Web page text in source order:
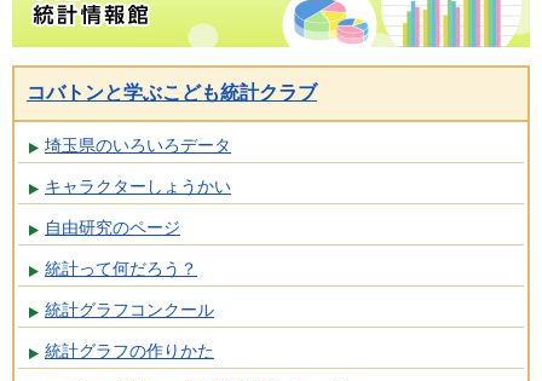
コバトンと学ぶこども統計クラブ
埼玉県のいろいろデータ
キャラクターしょうかい
自由研究のページ
統計って何だろう？
統計グラフコンクール
統計グラフの作りかた